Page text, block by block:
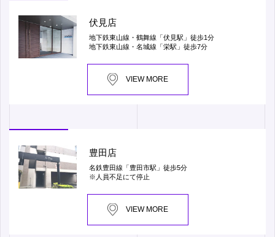
伏見店
地下鉄東山線・鶴舞線「伏見駅」徒歩1分
地下鉄東山線・名城線「栄駅」徒歩7分
VIEW MORE
豊田店
名鉄豊田線「豊田市駅」徒歩5分
※人員不足にて停止
VIEW MORE